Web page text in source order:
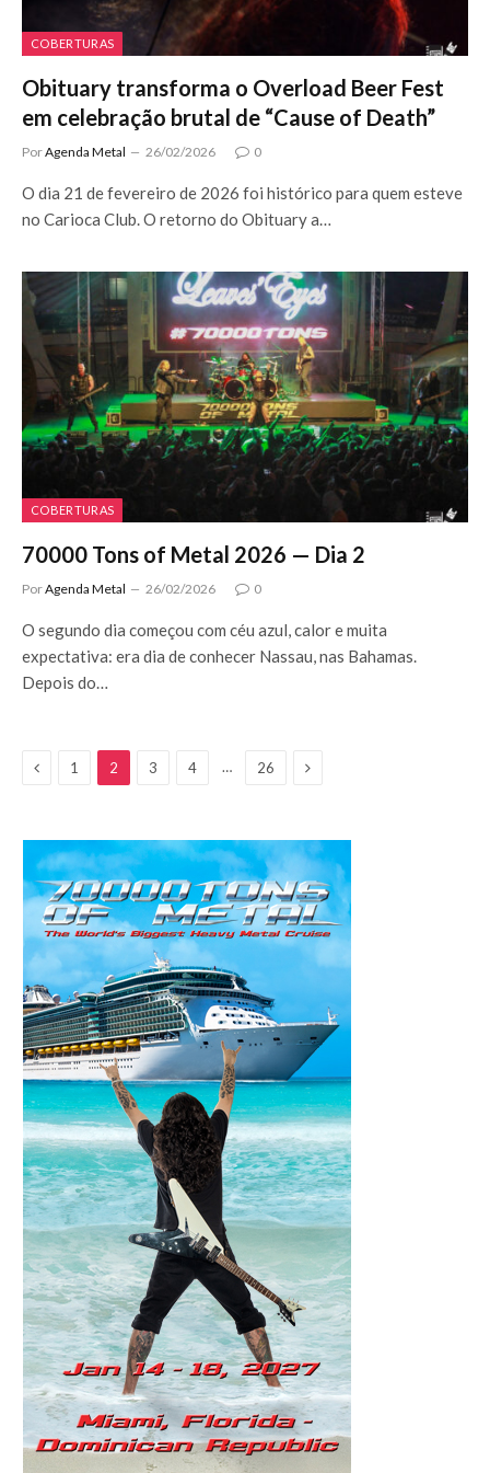
COBERTURAS
Obituary transforma o Overload Beer Fest
em celebração brutal de “Cause of Death”
PorAgenda Metal 26/02/2026 0
O dia 21 de fevereiro de 2026 foi histórico para quem esteve
no Carioca Club. O retorno do Obituary a…
COBERTURAS
70000 Tons of Metal 2026 — Dia 2
PorAgenda Metal 26/02/2026 0
O segundo dia começou com céu azul, calor e muita
expectativa: era dia de conhecer Nassau, nas Bahamas.
Depois do…
Previous
1 2 3 4 … 26 Next